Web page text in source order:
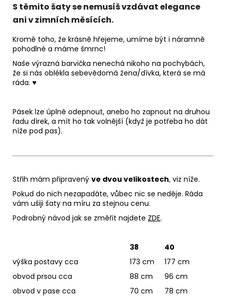
S těmito šaty se nemusíš vzdávat elegance
ani v zimních měsících.
Kromě toho, že krásně hřejeme, umíme být i náramně
pohodlné a máme šmrnc!
Naše výrazná barvička nenechá nikoho na pochybách,
že si nás oblékla sebevědomá žena/dívka, která se má
ráda. ♥
Pásek lze úplně odepnout, anebo ho zapnout na druhou
řadu dírek, a mít ho tak volnější (když je potřeba ho dát
níže pod pas).
Střih mám připravený ve dvou velikostech, viz níže.
Pokud do nich nezapadáte, vůbec nic se neděje. Ráda
vám ušiji šaty na míru za stejnou cenu.
Podrobný návod jak se změřit najdete ZDE.
38
40
výška postavy cca
173 cm
177 cm
obvod prsou cca
88 cm
96 cm
obvod v pase cca
70 cm
78 cm